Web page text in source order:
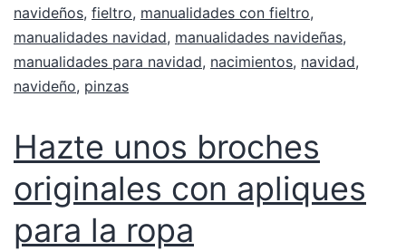
navideños, fieltro, manualidades con fieltro,
manualidades navidad, manualidades navideñas,
manualidades para navidad, nacimientos, navidad,
navideño, pinzas
Hazte unos broches
originales con apliques
para la ropa